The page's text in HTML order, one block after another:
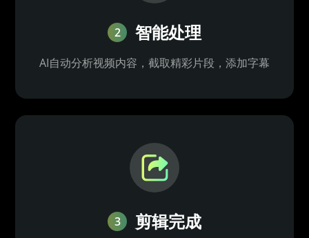
2 智能处理
AI自动分析视频内容，截取精彩片段，添加字幕
3 剪辑完成